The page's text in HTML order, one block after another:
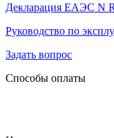
Декларация ЕАЭС N
Руководство по
Задать вопрос
Способы оплаты